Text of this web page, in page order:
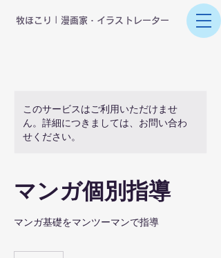
​牧ほこり | 漫画家・イラストレーター
このサービスはご利用いただけませ
ん。詳細につきましては、お問い合わ
せください。
マンガ個別指導
マンガ基礎をマンツーマンで指導